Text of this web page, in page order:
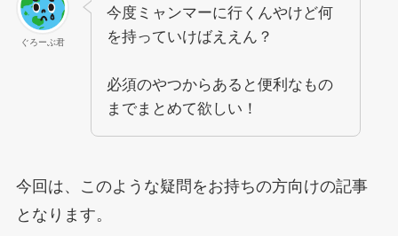
ぐろーぶ君
今度ミャンマーに行くんやけど何
を持っていけばええん？
必須のやつからあると便利なもの
までまとめて欲しい！
今回は、このような疑問をお持ちの方向けの記事
となります。